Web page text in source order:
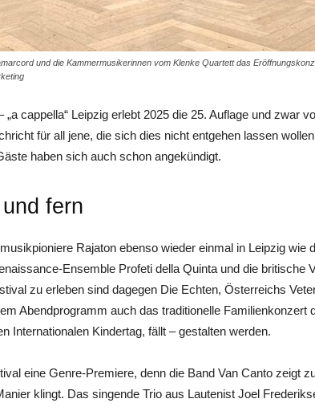
und die Kammermusikerinnen vom Klenke Quartett das
cappella“ Leipzig erlebt 2025 die 25. Auflage und zwar
für all jene, die sich dies nicht entgehen lassen
haben sich auch schon angekündigt.
fern
Rajaton ebenso wieder einmal in Leipzig wie
Ensemble Profeti della Quinta und die britische
zu erleben sind dagegen Die Echten, Österreichs
Abendprogramm auch das traditionelle Familienkonzert
Internationalen Kindertag, fällt – gestalten werden.
eine Genre-Premiere, denn die Band Van Canto zeigt
klingt. Das singende Trio aus Lautenist Joel